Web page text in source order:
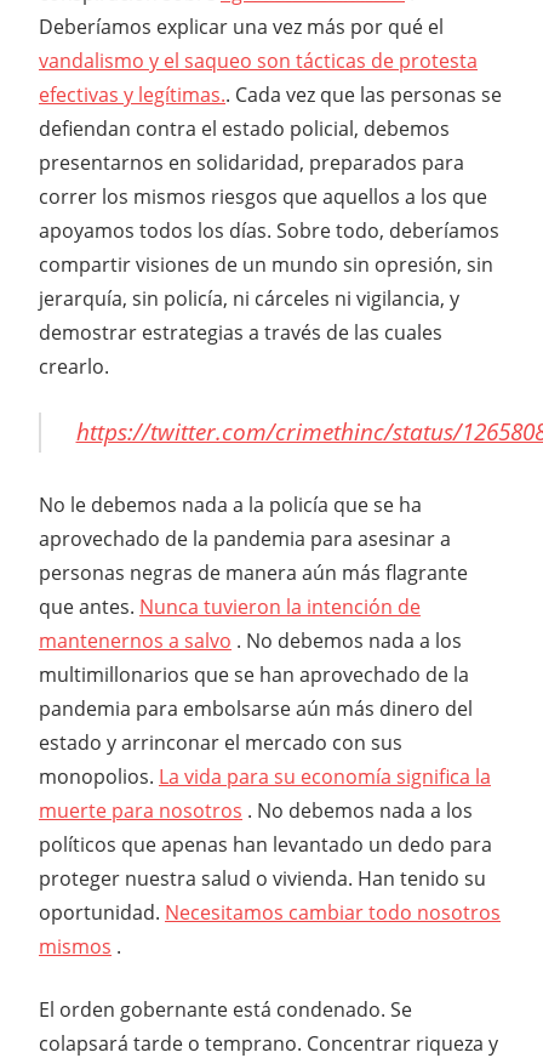
Deberíamos explicar una vez más por qué el
vandalismo y el saqueo son tácticas de protesta
efectivas y legítimas.. Cada vez que las personas se
defiendan contra el estado policial, debemos
presentarnos en solidaridad, preparados para
correr los mismos riesgos que aquellos a los que
apoyamos todos los días. Sobre todo, deberíamos
compartir visiones de un mundo sin opresión, sin
jerarquía, sin policía, ni cárceles ni vigilancia, y
demostrar estrategias a través de las cuales
crearlo.
https://twitter.com/crimethinc/status/
No le debemos nada a la policía que se ha
aprovechado de la pandemia para asesinar a
personas negras de manera aún más flagrante
que antes. Nunca tuvieron la intención de
mantenernos a salvo . No debemos nada a los
multimillonarios que se han aprovechado de la
pandemia para embolsarse aún más dinero del
estado y arrinconar el mercado con sus
monopolios. La vida para su economía significa la
muerte para nosotros . No debemos nada a los
políticos que apenas han levantado un dedo para
proteger nuestra salud o vivienda. Han tenido su
oportunidad. Necesitamos cambiar todo nosotros
mismos .
El orden gobernante está condenado. Se
colapsará tarde o temprano. Concentrar riqueza y